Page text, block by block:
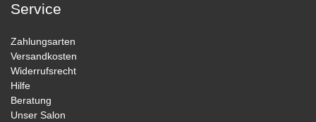
Service
Zahlungsarten
Versandkosten
Widerrufsrecht
Hilfe
Beratung
Unser Salon